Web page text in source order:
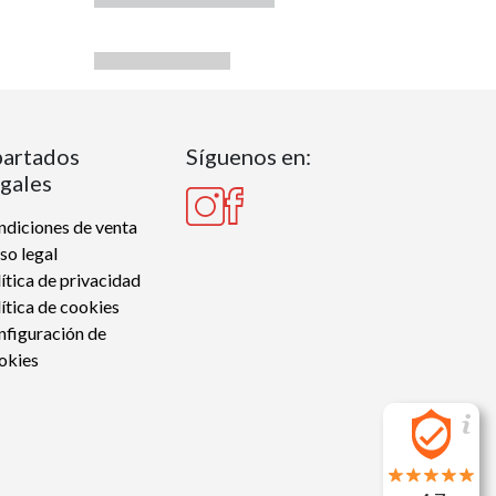
de venta
legal
de privacidad
de cookies
de
Síguenos en: